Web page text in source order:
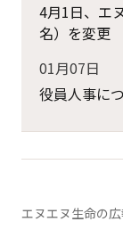
4月1日、エ
名）を変更
01月07日
役員人事に
エヌエヌ生命の広